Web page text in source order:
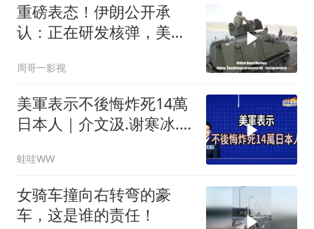
重磅表态！伊朗公开承
认：正在研发核弹，美以
周哥一影视
美軍表示不後悔炸死14萬
日本人｜介文汲.谢寒冰.
蛙哇WW
女骑车撞向右转弯的豪
车，这是谁的责任！